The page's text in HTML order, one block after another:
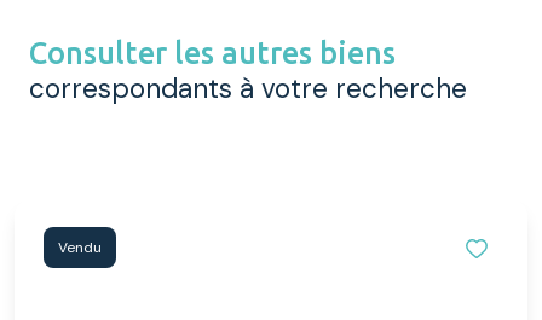
Consulter les autres biens
correspondants à votre recherche
Vendu